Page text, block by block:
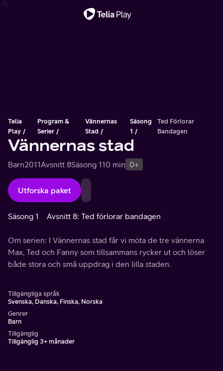
Telia
Play
Program &
Serier
Vännernas
Stad
Säsong
1
Ted Förlorar
Bandagen
Vännernas stad
Barn2011Avsnitt 8Säsong 110 min 0+
Utforska paket
Säsong 1 Avsnitt 8: Ted förlorar bandagen
Om serien: I Vännernas stad får vi möta de tre vännerna
Max, Ted och Fanny som tillsammans rycker ut och löser
både stora och små uppdrag i den lilla staden.
Tillgängliga språk
Svenska, Danska, Finska, Norska
Genrer
Barn
Tillgänglig
Tillgänglig 3+ månader